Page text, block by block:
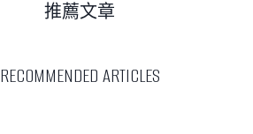
RECOMMENDED ARTICLES
推薦文章